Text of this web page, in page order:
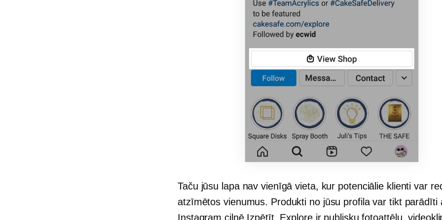
Taču jūsu lapa nav vienīgā vieta, kur potenciālie klienti var
atzīmētos vienumus. Produkti no jūsu profila var tikt parādīti
Instagram cilnē Izpētīt. Explore ir publisku fotoattēlu,